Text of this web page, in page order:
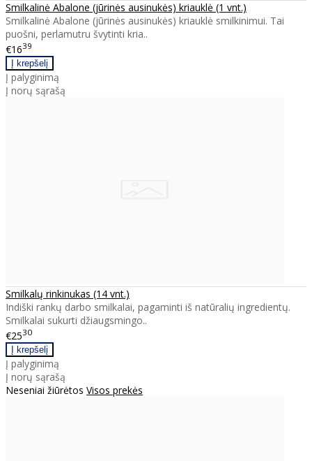
Smilkalinė Abalone (jūrinės ausinukės) kriauklė (1 vnt.)
Smilkalinė Abalone (jūrinės ausinukės) kriauklė smilkinimui. Tai
puošni, perlamutru švytinti kria..
€1639
Į palyginimą
Į norų sąrašą
Smilkalų rinkinukas (14 vnt.)
Indiški rankų darbo smilkalai, pagaminti iš natūralių ingredientų.
Smilkalai sukurti džiaugsmingo..
€2530
Į palyginimą
Į norų sąrašą
Neseniai žiūrėtos Visos prekės